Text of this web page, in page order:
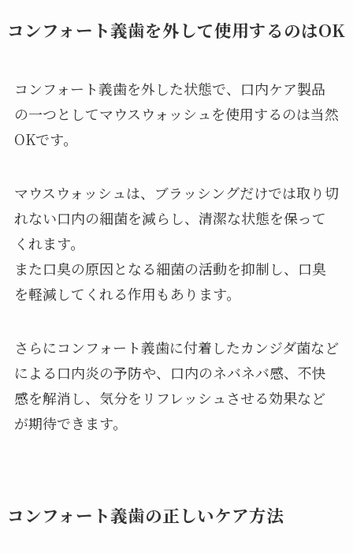
コンフォート義歯を外して使用するのはOK
コンフォート義歯を外した状態で、口内ケア製品
の一つとしてマウスウォッシュを使用するのは当然
OKです。
マウスウォッシュは、ブラッシングだけでは取り切
れない口内の細菌を減らし、清潔な状態を保って
くれます。
また口臭の原因となる細菌の活動を抑制し、口臭
を軽減してくれる作用もあります。
さらにコンフォート義歯に付着したカンジダ菌など
による口内炎の予防や、口内のネバネバ感、不快
感を解消し、気分をリフレッシュさせる効果など
が期待できます。
コンフォート義歯の正しいケア方法